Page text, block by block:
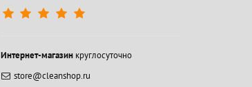
Интернет-магазинкруглосуточно
store@cleanshop.ru